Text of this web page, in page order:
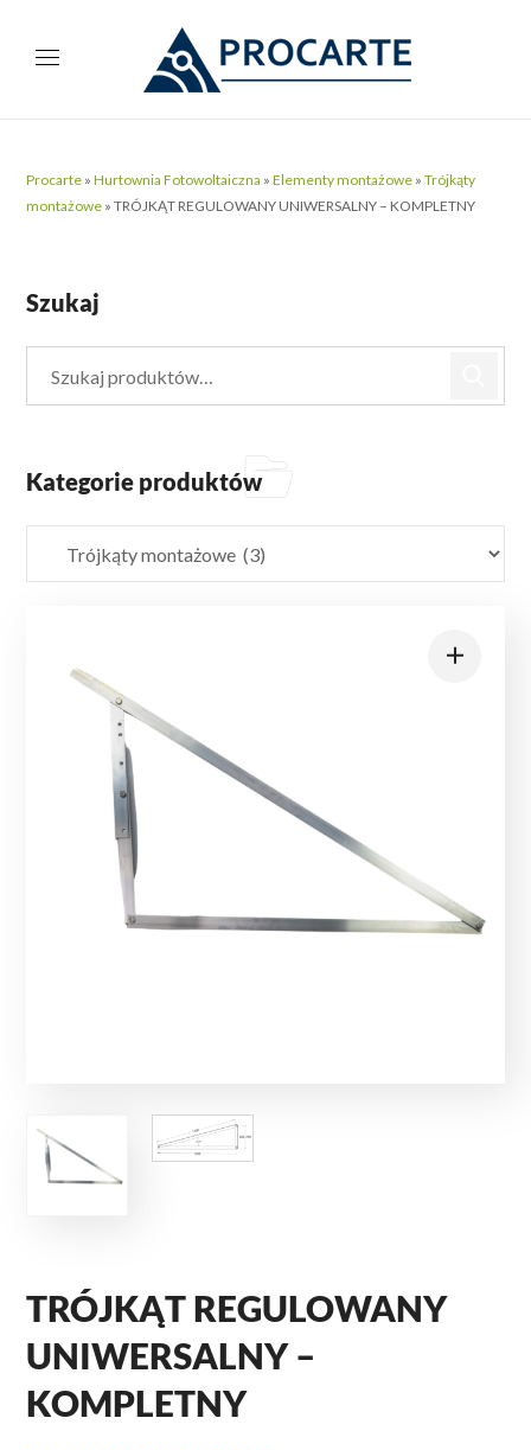
Procarte »Hurtownia Fotowoltaiczna »Elementy montażowe »Trójkąty
montażowe »TRÓJKĄT REGULOWANY UNIWERSALNY – KOMPLETNY
TRÓJKĄT REGULOWANY
UNIWERSALNY –
KOMPLETNY
Szukaj
Kategorie produktów